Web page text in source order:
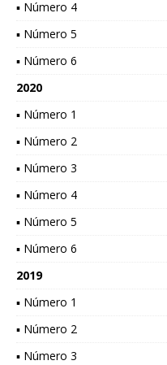
▪ Número 4
▪ Número 5
▪ Número 6
2020
▪ Número 1
▪ Número 2
▪ Número 3
▪ Número 4
▪ Número 5
▪ Número 6
2019
▪ Número 1
▪ Número 2
▪ Número 3